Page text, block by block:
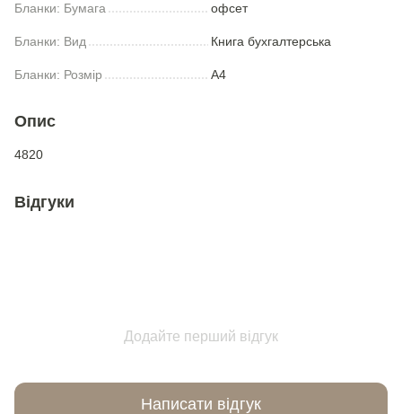
Бланки: Бумага офсет
Бланки: Вид Книга бухгалтерська
Бланки: Розмір А4
Опис
4820
Відгуки
Додайте перший відгук
Написати відгук